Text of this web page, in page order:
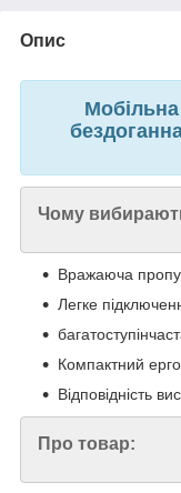
Опис
Чому
Вражаюча
Легке
Компактний
Відповідність
Про товар: